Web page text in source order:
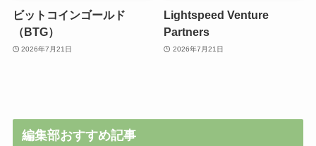
ビットコインゴールド
（BTG）
2026年7月21日
Lightspeed Venture
Partners
2026年7月21日
編集部おすすめ記事